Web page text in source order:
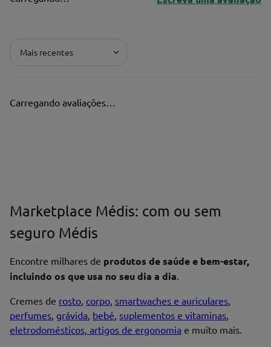
Título*
Pontuação*
Nome*
Endereço de email
Mais recentes
Carregando avaliações…
Marketplace Médis: com ou sem
seguro Médis
Encontre milhares de produtos de saúde e bem-estar,
incluindo os que usa no seu dia a dia.
Cremes de rosto, corpo, smartwaches e auriculares,
perfumes, grávida, bebé, suplementos e vitaminas,
eletrodomésticos, artigos de ergonomia e muito mais.